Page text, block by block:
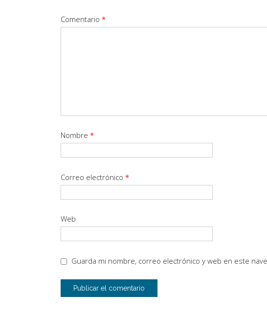
Comentario *
Nombre *
Correo electrónico *
Web
Guarda mi nombre, correo electrónico y web en este